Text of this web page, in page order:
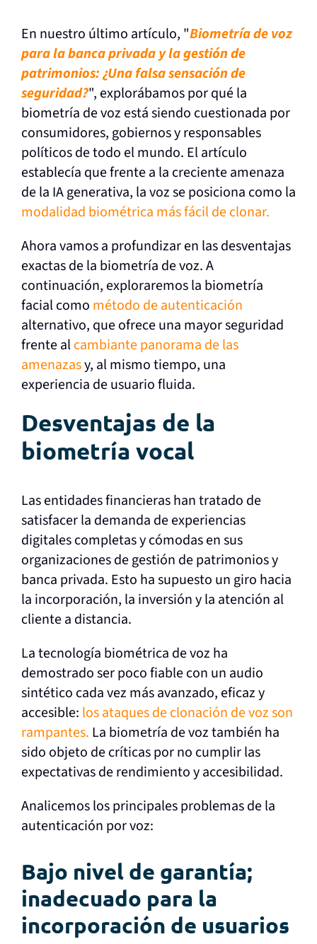
En nuestro último artículo, "Biometría de voz
para la banca privada y la gestión de
patrimonios: ¿Una falsa sensación de
seguridad?", explorábamos por qué la
biometría de voz está siendo cuestionada por
consumidores, gobiernos y responsables
políticos de todo el mundo. El artículo
establecía que frente a la creciente amenaza
de la IA generativa, la voz se posiciona como la
modalidad biométrica más fácil de clonar.
Ahora vamos a profundizar en las desventajas
exactas de la biometría de voz. A
continuación, exploraremos la biometría
facial como método de autenticación
alternativo, que ofrece una mayor seguridad
frente alcambiante panorama de las
amenazasy, al mismo tiempo, una
experiencia de usuario fluida.
Desventajas de la
biometría vocal
Las entidades financieras han tratado de
satisfacer la demanda de experiencias
digitales completas y cómodas en sus
organizaciones de gestión de patrimonios y
banca privada. Esto ha supuesto un giro hacia
la incorporación, la inversión y la atención al
cliente a distancia.
La tecnología biométrica de voz ha
demostrado ser poco fiable con un audio
sintético cada vez más avanzado, eficaz y
accesible: los ataques de clonación de voz son
rampantes. La biometría de voz también ha
sido objeto de críticas por no cumplir las
expectativas de rendimiento y accesibilidad.
Analicemos los principales problemas de la
autenticación por voz:
Bajo nivel de garantía;
inadecuado para la
incorporación de usuarios